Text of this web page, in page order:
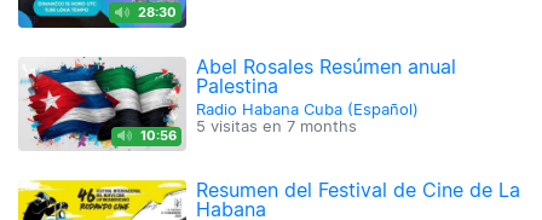
28:30
10:56
Abel Rosales Resúmen anual
Palestina
Radio Habana Cuba (Español)
5 visitas en7 months
Resumen del Festival de Cine de La
Habana